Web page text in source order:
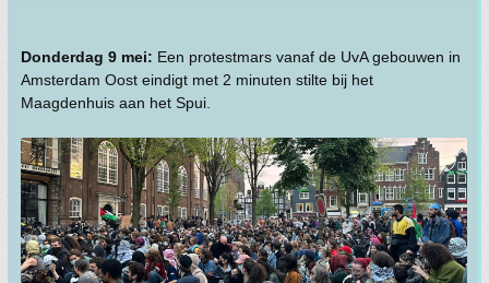
Donderdag 9 mei: Een protestmars vanaf de UvA gebouwen in
Amsterdam Oost eindigt met 2 minuten stilte bij het
Maagdenhuis aan het Spui.